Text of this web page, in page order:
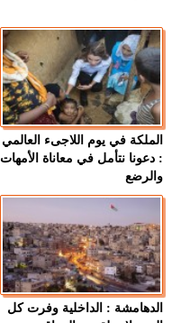
الملكة في يوم اللاجىء العالمي
: دعونا نتأمل في معاناة الأمهات
والرضع
الدهامشة : الداخلية وفرت كل